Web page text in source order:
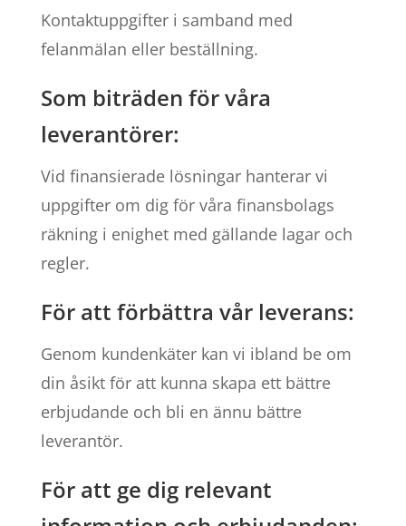
Kontaktuppgifter i samband med
felanmälan eller beställning.
Som biträden för våra
leverantörer:
Vid finansierade lösningar hanterar vi
uppgifter om dig för våra finansbolags
räkning i enighet med gällande lagar och
regler.
För att förbättra vår leverans:
Genom kundenkäter kan vi ibland be om
din åsikt för att kunna skapa ett bättre
erbjudande och bli en ännu bättre
leverantör.
För att ge dig relevant